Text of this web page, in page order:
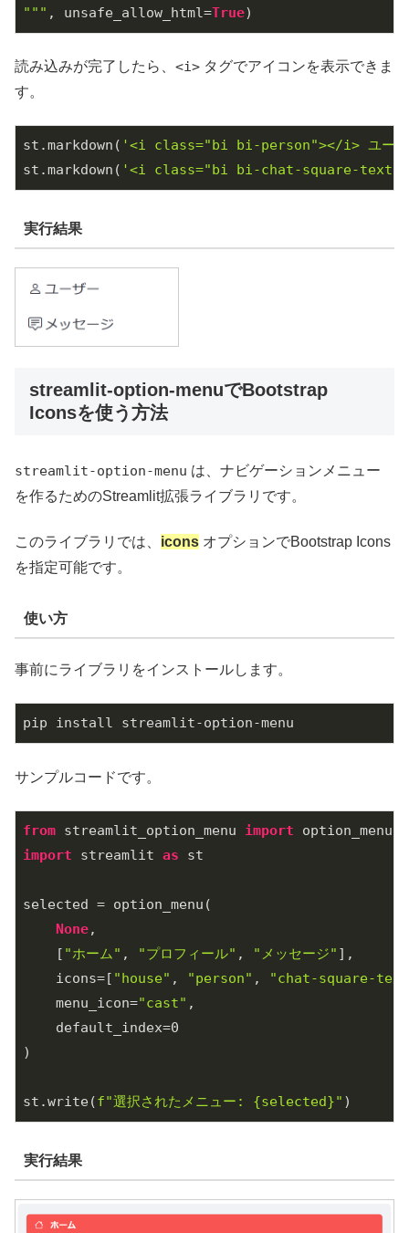
""" , unsafe_allow_html=True
読み込みが完了したら、 <i> タグでアイコンを表示できま
す。
st.markdown( '<i class="bi bi-person"></i> ユー
st.markdown( '<i class="bi bi-chat-square-
実行結果
streamlit-option-menuでBootstrap
Iconsを使う方法
streamlit-option-menu は、ナビゲーションメニュー
を作るためのStreamlit拡張ライブラリです。
このライブラリでは、 icons オプションでBootstrap Icons
を指定可能です。
使い方
事前にライブラリをインストールします。
pip install streamlit-option-menu
サンプルコードです。
from streamlit_option_menu import
import streamlit as st
selected = option_menu(
None,
    [
"ホーム" , "プロフィール" , "メッセージ" ],
    icons=[
"house" , "person" ,
"chat-square-
    menu_icon=
"cast" ,
    default_index=
0
)
st.write(f"選択されたメニュー: {selected}"
実行結果